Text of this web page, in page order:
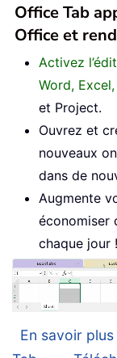
Office Tab
Office et
Activez
Word,
et Project.
Ouvrez et
nouveaux
dans de
Augmente
économiser
chaque jour !
En savoir